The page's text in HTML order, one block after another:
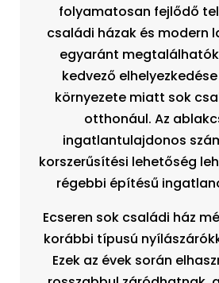
folyamatosan fejlődő
családi házak és modern
egyaránt
kedvező
környezete miatt sok
otthonául. Az
ingatlantulajdonos
korszerűsítési lehetőség
régebbi építésű
Ecseren sok családi ház
korábbi típusú
Ezek az évek során